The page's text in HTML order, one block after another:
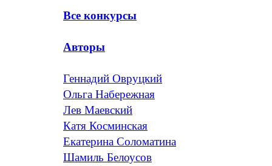
Все конкурсы
Авторы
Геннадий Овруцкий
Ольга Набережная
Лев Маевский
Катя Косминская
Екатерина Соломатина
Шамиль Белоусов